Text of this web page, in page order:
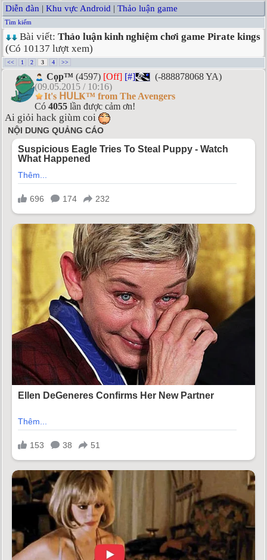
Diễn đàn | Khu vực Android | Thảo luận game
Tìm kiếm
Bài viết: Thảo luận kinh nghiệm chơi game Pirate kings
(Có 10137 lượt xem)
<< 1 2 3 4 >>
Cọp™ (4597) [Off] [#]
(-888878068 YA)
(09.05.2015 / 10:16)
It's ᕼᑌᒪҜ™ from The Avengers
Có 4055 lần được cảm ơn!
Ai giỏi hack giùm coi